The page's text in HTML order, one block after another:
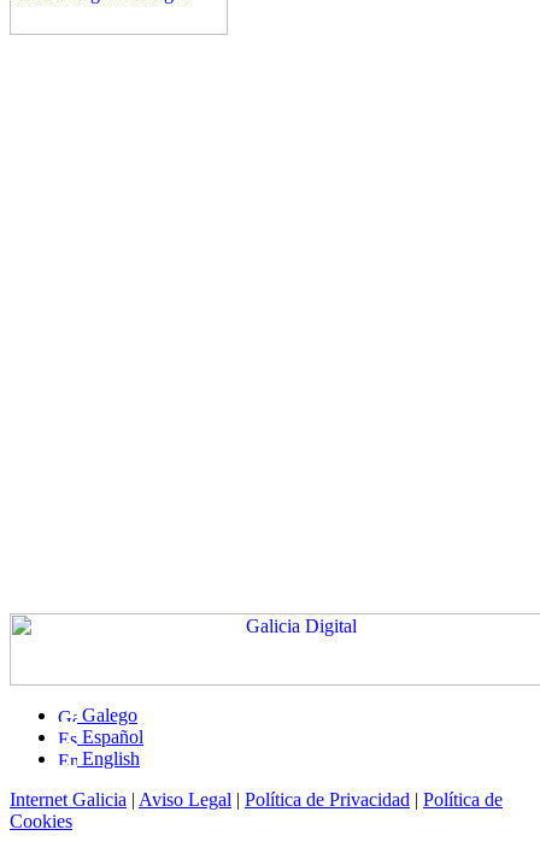
Galego
Español
English
Internet Galicia | Aviso Legal | Política de Privacidad | Política de
Cookies